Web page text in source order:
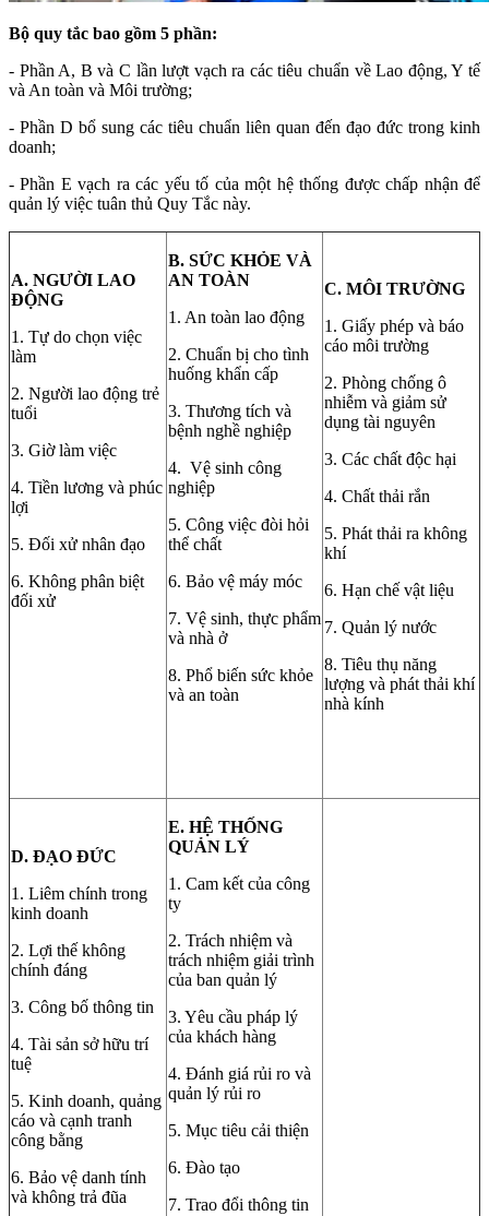
Bộ quy tắc bao gồm 5 phần:
- Phần A, B và C lần lượt vạch ra các tiêu chuẩn về Lao động, Y tế
và An toàn và Môi trường;
- Phần D bổ sung các tiêu chuẩn liên quan đến đạo đức trong kinh
doanh;
- Phần E vạch ra các yếu tố của một hệ thống được chấp nhận để
quản lý việc tuân thủ Quy Tắc này.
A. NGƯỜI LAO
ĐỘNG
1. Tự do chọn việc
làm
2. Người lao động trẻ
tuổi
3. Giờ làm việc
4. Tiền lương và phúc
lợi
5. Đối xử nhân đạo
6. Không phân biệt
đối xử
B. SỨC KHỎE VÀ
AN TOÀN
1. An toàn lao động
2. Chuẩn bị cho tình
huống khẩn cấp
3. Thương tích và
bệnh nghề nghiệp
4. Vệ sinh công
nghiệp
5. Công việc đòi hỏi
thể chất
6. Bảo vệ máy móc
7. Vệ sinh, thực phẩm
và nhà ở
8. Phổ biến sức khỏe
và an toàn
C. MÔI TRƯỜNG
1. Giấy phép và báo
cáo môi trường
2. Phòng chống ô
nhiễm và giảm sử
dụng tài nguyên
3. Các chất độc hại
4. Chất thải rắn
5. Phát thải ra không
khí
6. Hạn chế vật liệu
7. Quản lý nước
8. Tiêu thụ năng
lượng và phát thải khí
nhà kính
D. ĐẠO ĐỨC
1. Liêm chính trong
kinh doanh
2. Lợi thế không
chính đáng
3. Công bố thông tin
4. Tài sản sở hữu trí
tuệ
5. Kinh doanh, quảng
cáo và cạnh tranh
công bằng
6. Bảo vệ danh tính
và không trả đũa
E. HỆ THỐNG
QUẢN LÝ
1. Cam kết của công
ty
2. Trách nhiệm và
trách nhiệm giải trình
của ban quản lý
3. Yêu cầu pháp lý
của khách hàng
4. Đánh giá rủi ro và
quản lý rủi ro
5. Mục tiêu cải thiện
6. Đào tạo
7. Trao đổi thông tin